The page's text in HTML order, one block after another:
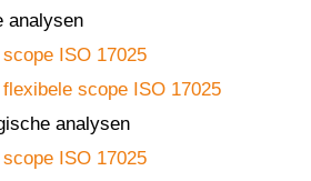
analysen
ISO 17025
flexibele scope ISO 17025
analysen
ISO 17025